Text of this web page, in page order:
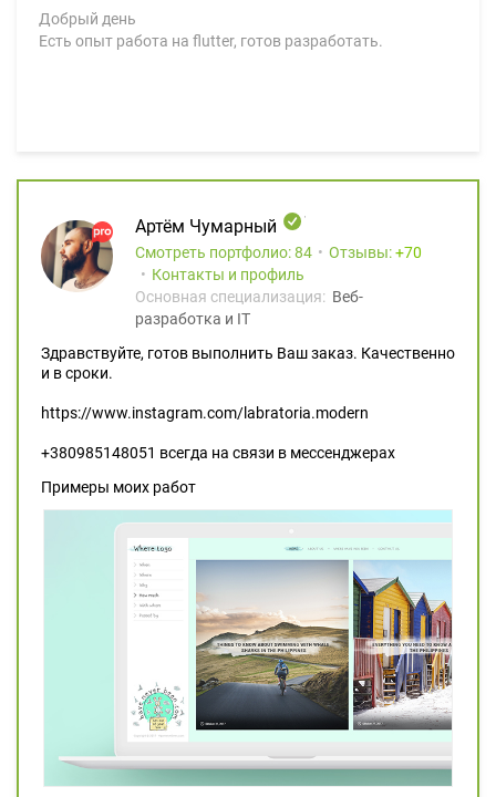
Добрый день
Есть опыт работа на flutter, готов разработать.
Артём Чумарный
Смотреть портфолио: 84 Отзывы:
70
Контакты и профиль
Основная специализация: Веб-
разработка и IT
Здравствуйте, готов выполнить Ваш заказ. Качественно
и в сроки.
https://www.instagram.com/labratoria.modern
+380985148051 всегда на связи в мессенджерах
Примеры моих работ